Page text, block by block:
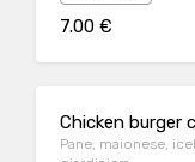
7.00 €
Chicken burger
Pane, maionese,